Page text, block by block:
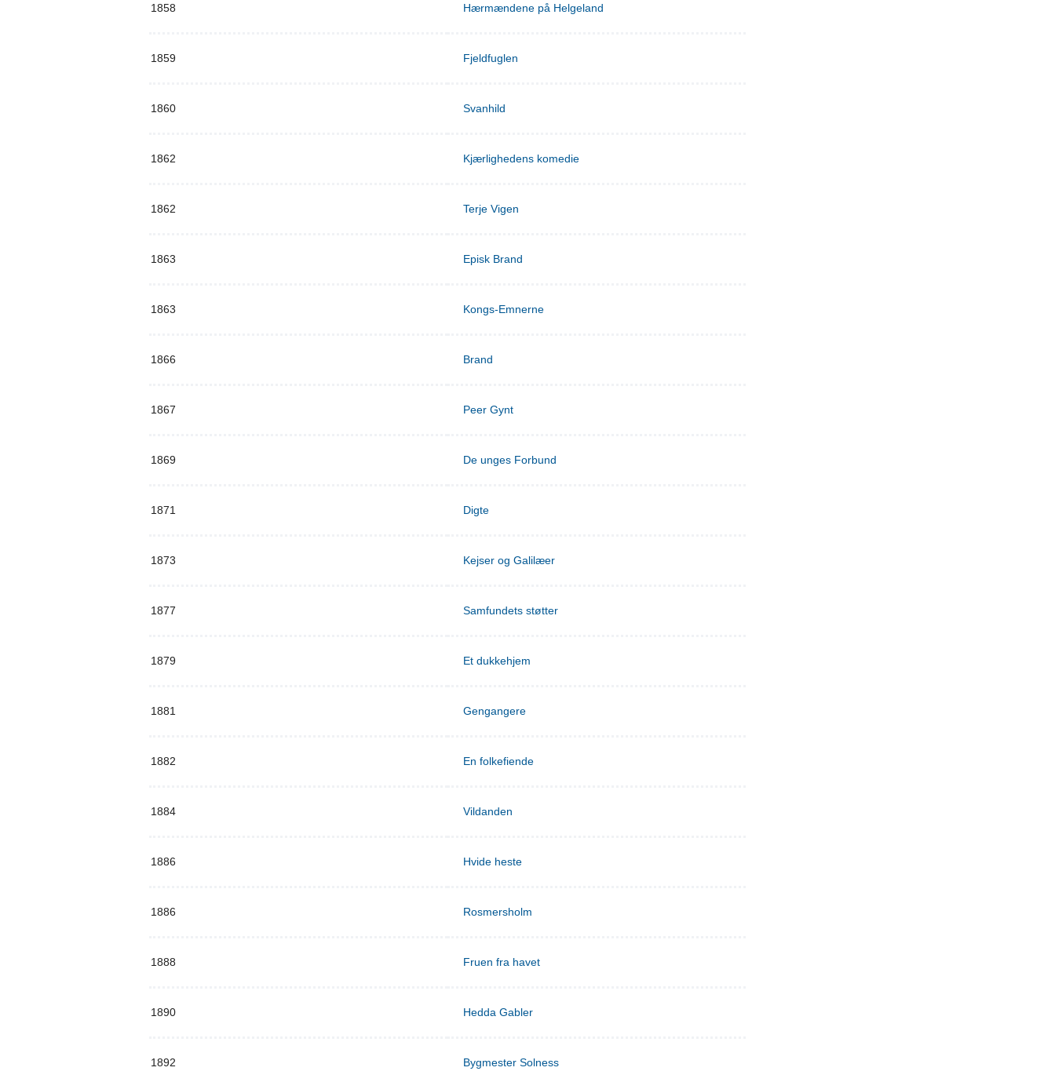
1858 Hærmændene på Helgeland
1859 Fjeldfuglen
1860 Svanhild
1862 Kjærlighedens komedie
1862 Terje Vigen
1863 Episk Brand
1863 Kongs-Emnerne
1866 Brand
1867 Peer Gynt
1869 De unges Forbund
1871 Digte
1873 Kejser og Galilæer
1877 Samfundets støtter
1879 Et dukkehjem
1881 Gengangere
1882 En folkefiende
1884 Vildanden
1886 Hvide heste
1886 Rosmersholm
1888 Fruen fra havet
1890 Hedda Gabler
1892 Bygmester Solness